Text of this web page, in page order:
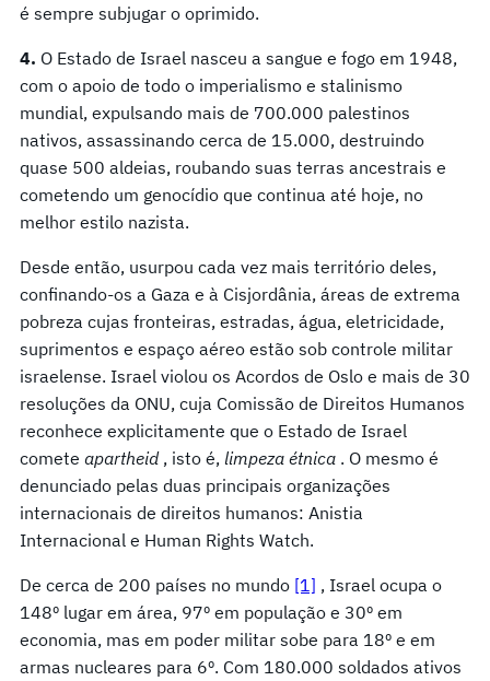
é sempre subjugar o oprimido.
4. O Estado de Israel nasceu a sangue e fogo em 1948,
com o apoio de todo o imperialismo e stalinismo
mundial, expulsando mais de 700.000 palestinos
nativos, assassinando cerca de 15.000, destruindo
quase 500 aldeias, roubando suas terras ancestrais e
cometendo um genocídio que continua até hoje, no
melhor estilo nazista.
Desde então, usurpou cada vez mais território deles,
confinando-os a Gaza e à Cisjordânia, áreas de extrema
pobreza cujas fronteiras, estradas, água, eletricidade,
suprimentos e espaço aéreo estão sob controle militar
israelense. Israel violou os Acordos de Oslo e mais de 30
resoluções da ONU, cuja Comissão de Direitos Humanos
reconhece explicitamente que o Estado de Israel
comete apartheid, isto é, limpeza étnica . O mesmo é
denunciado pelas duas principais organizações
internacionais de direitos humanos: Anistia
Internacional e Human Rights Watch.
De cerca de 200 países no mundo [1] , Israel ocupa o
148º lugar em área, 97º em população e 30º em
economia, mas em poder militar sobe para 18º e em
armas nucleares para 6º. Com 180.000 soldados ativos